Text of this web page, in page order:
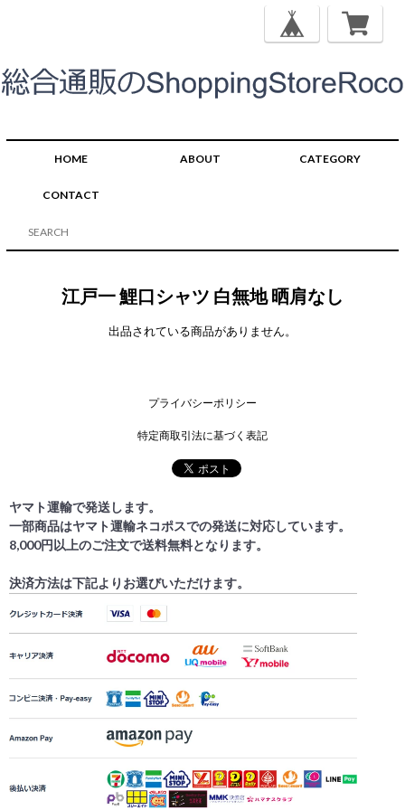
HOME ABOUT CATEGORY
CONTACT
江戸一 鯉口シャツ 白無地 晒肩なし
出品されている商品がありません。
プライバシーポリシー
特定商取引法に基づく表記
ヤマト運輸で発送します。
一部商品はヤマト運輸ネコポスでの発送に対応しています。
8,000円以上のご注文で送料無料となります。
決済方法は下記よりお選びいただけます。